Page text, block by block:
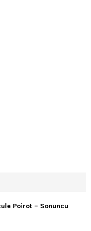
Poirot – Sonuncu